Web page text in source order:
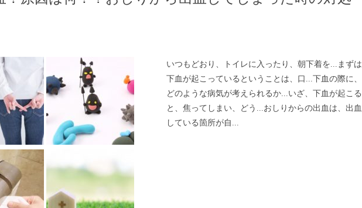
いつもどおり、トイレに入ったり、朝下着を...まずは
下血が起こっているということは、口...下血の際に、
どのような病気が考えられるか...いざ、下血が起こる
と、焦ってしまい、どう...おしりからの出血は、出血
している箇所が自...